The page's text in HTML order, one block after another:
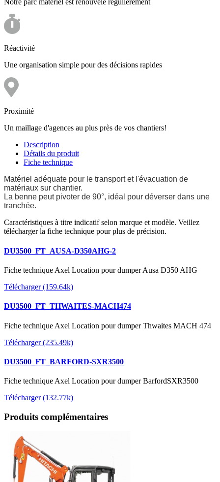
Notre parc matériel est renouvelé régulièrement
Réactivité
Une organisation simple pour des décisions rapides
Proximité
Un maillage d'agences au plus près de vos chantiers!
Description
Détails du produit
Fiche technique
Matériel adéquate pour le transport et l'évacuation de
matériaux sur chantier.
La benne peut pivoter de 90°, idéal pour déverser dans une
tranchée.
Caractéristiques à titre indicatif selon marque et modèle. Veillez
télécharger la fiche technique pour plus de précision.
DU3500_FT_AUSA-D350AHG-2
Fiche technique Axel Location pour dumper Ausa D350 AHG
Télécharger (159.64k)
DU3500_FT_THWAITES-MACH474
Fiche technique Axel Location pour dumper Thwaites MACH 474
Télécharger (235.49k)
DU3500_FT_BARFORD-SXR3500
Fiche technique Axel Location pour dumper BarfordSXR3500
Télécharger (132.77k)
Produits complémentaires